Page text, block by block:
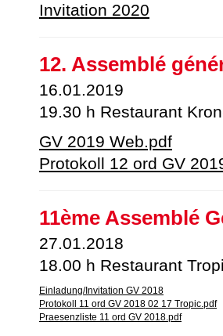
Invitation 2020
12. Assemblé
16.01.2019
19.30 h Restaurant
GV 2019 Web.pdf
Protokoll 12 ord GV
11ème Assemblé
27.01.2018
18.00 h Restaurant
Einladung/Invitation GV 2018
Protokoll 11 ord GV 2018 02 17 Tropic.pdf
Praesenzliste 11 ord GV 2018.pdf